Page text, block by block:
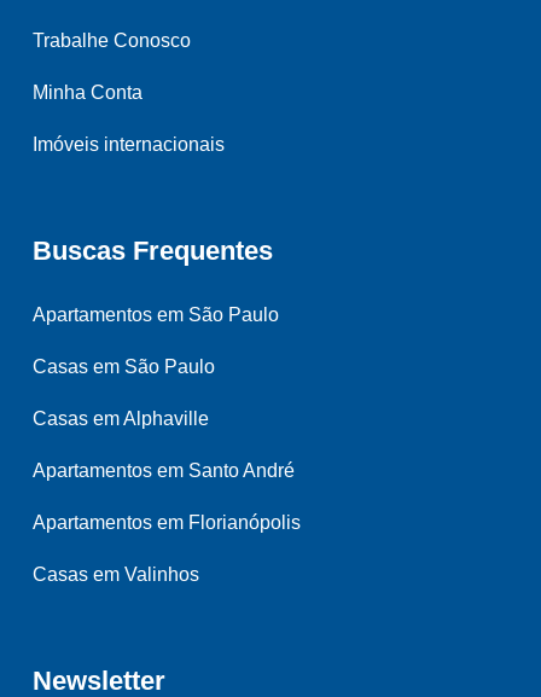
Trabalhe Conosco
Minha Conta
Imóveis internacionais
Buscas Frequentes
Apartamentos em São Paulo
Casas em São Paulo
Casas em Alphaville
Apartamentos em Santo André
Apartamentos em Florianópolis
Casas em Valinhos
Newsletter